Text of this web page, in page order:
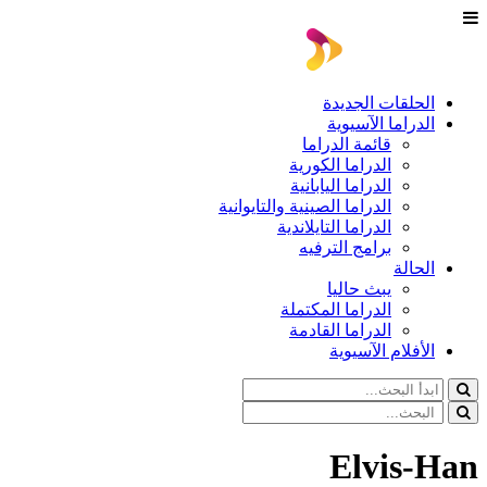
الحلقات الجديدة
الدراما الآسيوية
قائمة الدراما
الدراما الكورية
الدراما اليابانية
الدراما الصينية والتايوانية
الدراما التايلاندية
برامج الترفيه
الحالة
يبث حاليا
الدراما المكتملة
الدراما القادمة
الأفلام الآسيوية
Elvis-Han